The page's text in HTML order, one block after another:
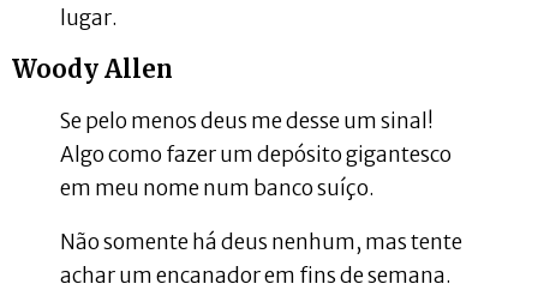
lugar.
Woody Allen
Se pelo menos deus me desse um sinal!
Algo como fazer um depósito gigantesco
em meu nome num banco suíço.
Não somente há deus nenhum, mas tente
achar um encanador em fins de semana.